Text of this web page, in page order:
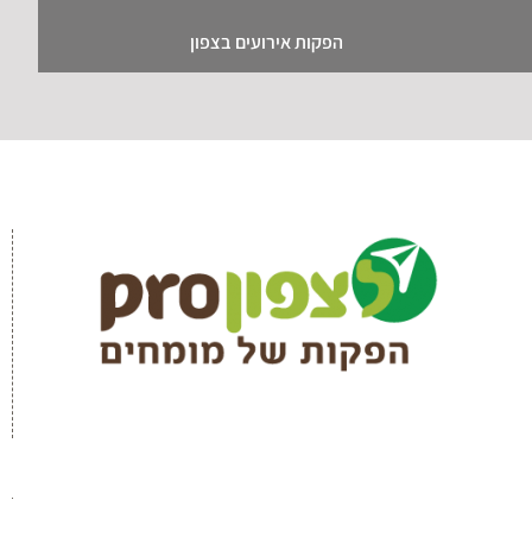
הפקות אירועים בצפון